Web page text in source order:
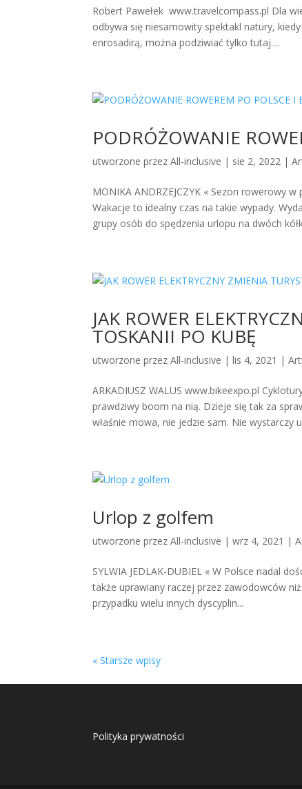
Robert Pawełek www.travelcompass.pl Dla
odbywa się niesamowity spektakl natury,
enrosadirą, można podziwiać tylko tutaj....
PODRÓŻOWANIE
utworzone przezAll-inclusive | sie 2, 2022 |
MONIKA ANDRZEJCZYK « Sezon rowerowy
Wakacje to idealny czas na takie wypady.
grupy osób do spędzenia urlopu na dwóch
JAK ROWER
TOSKANII PO KUBĘ
utworzone przezAll-inclusive |lis 4, 2021 |
ARKADIUSZ WALUS www.bikeexpo.pl
prawdziwy boom na nią. Dzieje się tak za
właśnie mowa, nie jedzie sam. Nie wystarczy
Urlop z golfem
utworzone przezAll-inclusive |wrz 4, 2021 |
SYLWIA JEDLAK-DUBIEL « W Polsce nadal
także uprawiany raczej przez zawodowców
przypadku wielu innych dyscyplin...
« Starsze wpisy
Polityka prywatności